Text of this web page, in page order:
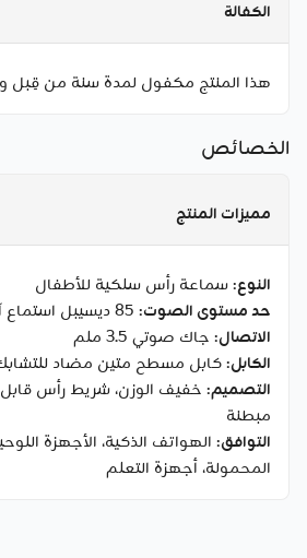
الكفالة
هذا المنتج مكفول لمدة سنة من قِبل
الخصائص
مميزات المنتج
النوع: سماعة رأس سلكية للأطفال
حد مستوى الصوت: 85 ديسيبل استماع آمن
الاتصال: جاك صوتي 3.5 ملم
الكابل: كابل مسطح متين مضاد
التصميم: خفيف الوزن، شريط رأس قابل
مبطنة
التوافق: الهواتف الذكية، الأجهزة
المحمولة، أجهزة التعلم